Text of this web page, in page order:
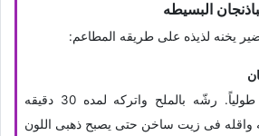
البسیطه
یخنه لذیذه على طریقه المطاعم:
قشّر الباذنجان وقطّعه طولیاً. رشّه بالملح واترکه لمده 30 دقیقه
واقله فی زیت ساخن حتى یصبح ذهبی اللون